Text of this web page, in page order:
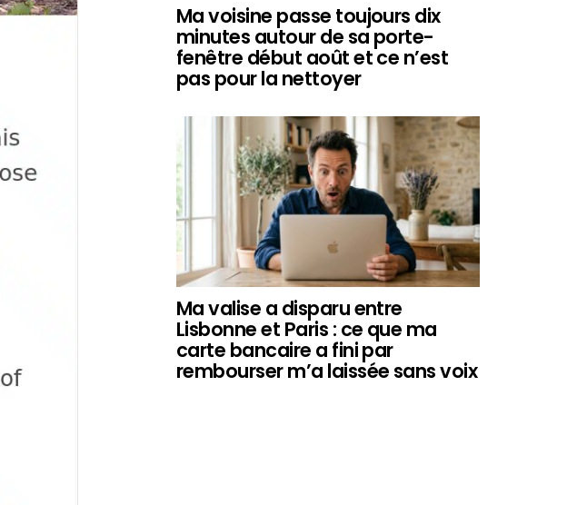
Ma voisine passe toujours dix
minutes autour de sa porte-
fenêtre début août et ce n’est
pas pour la nettoyer
Ma valise a disparu entre
Lisbonne et Paris : ce que ma
carte bancaire a fini par
rembourser m’a laissée sans voix